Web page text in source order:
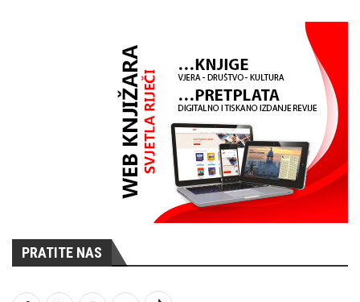
PRATITE NAS